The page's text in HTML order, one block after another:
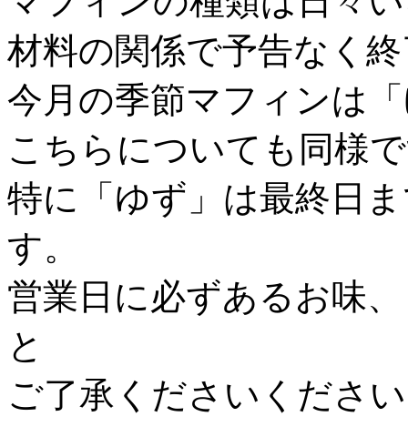
材料の関係で予告なく
今月の季節マフィンは
こちらについても同様
特に「ゆず」は最終日
す。
営業日に必ずあるお味
と
ご了承くださいくださ